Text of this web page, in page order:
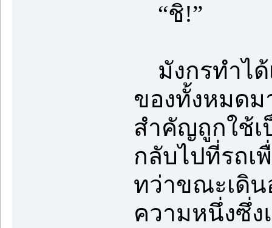
“ชิ!”
มังกรทำได้
ของทั้งหมดม
สำคัญถูกใช้เ
กลับไปที่รถเ
ทว่าขณะเดิน
ความหนึ่งซึ่ง